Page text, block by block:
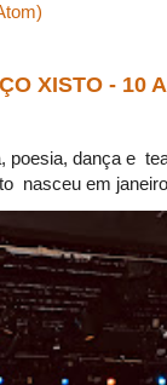
XISTO - 10
poesia, dança e
nasceu em